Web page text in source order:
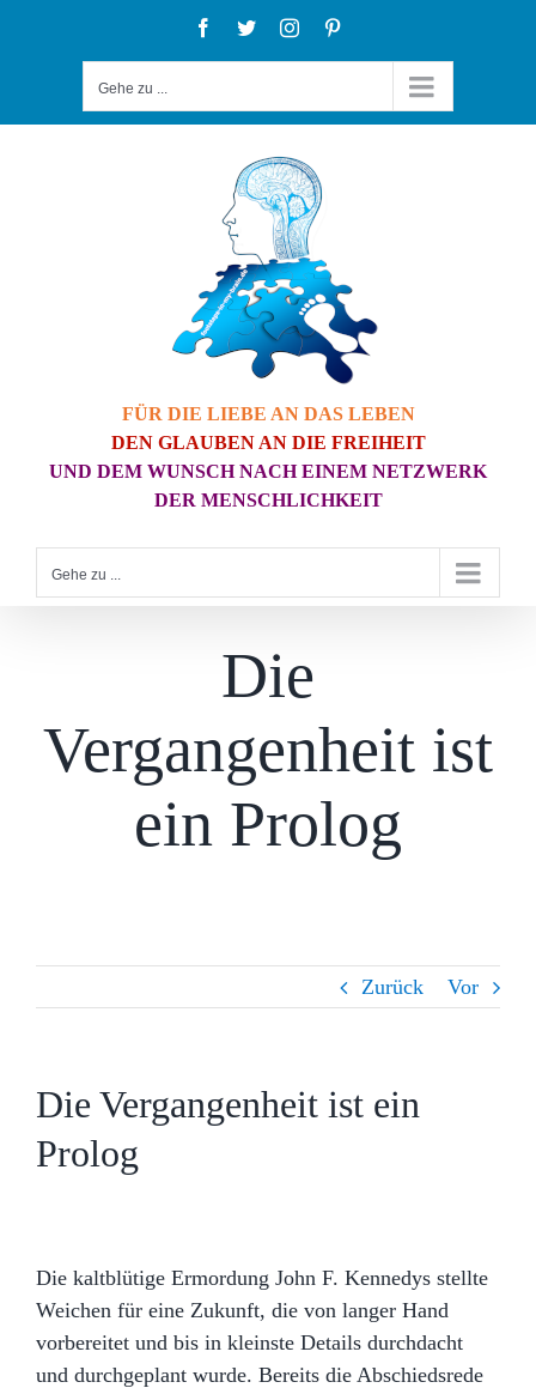
Facebook
TwitterInstagram
Gehe zu ...
FÜR DIE LIEBE AN DAS LEBEN
DEN GLAUBEN AN DIE FREIHEIT
UND DEM WUNSCH NACH EINEM NETZWERK
DER MENSCHLICHKEIT
Gehe zu ...
Die
Vergangenheit ist
ein Prolog
Zurück Vor
Die Vergangenheit ist ein
Prolog
Die kaltblütige Ermordung John F. Kennedys stellte
Weichen für eine Zukunft, die von langer Hand
vorbereitet und bis in kleinste Details durchdacht
und durchgeplant wurde. Bereits die Abschiedsrede